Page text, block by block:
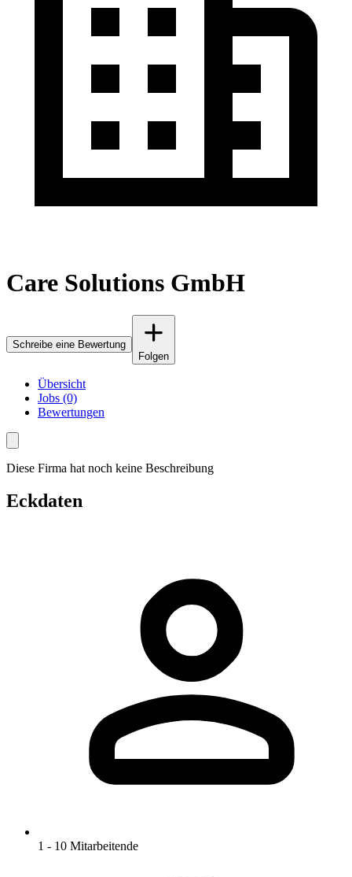
Care Solutions GmbH
Schreibe eine Bewertung
Folgen
Übersicht
Jobs (0)
Bewertungen
Diese Firma hat noch keine Beschreibung
Eckdaten
1 - 10 Mitarbeitende